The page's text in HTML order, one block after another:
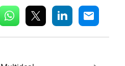
whatsapp linkedin mail